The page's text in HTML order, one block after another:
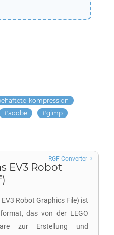
kompression
adobe
gimp
EV3 Robot
Robot Graphics File) ist
das von der LEGO
zur Erstellung und
RGF Converter